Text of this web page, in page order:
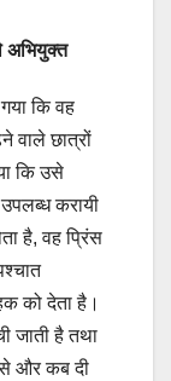
अभियुक्त
कि वह
वाले छात्रों
कि उसे
उपलब्ध करायी
है, वह प्रिंस
को देता है।
जाती है तथा
और कब दी